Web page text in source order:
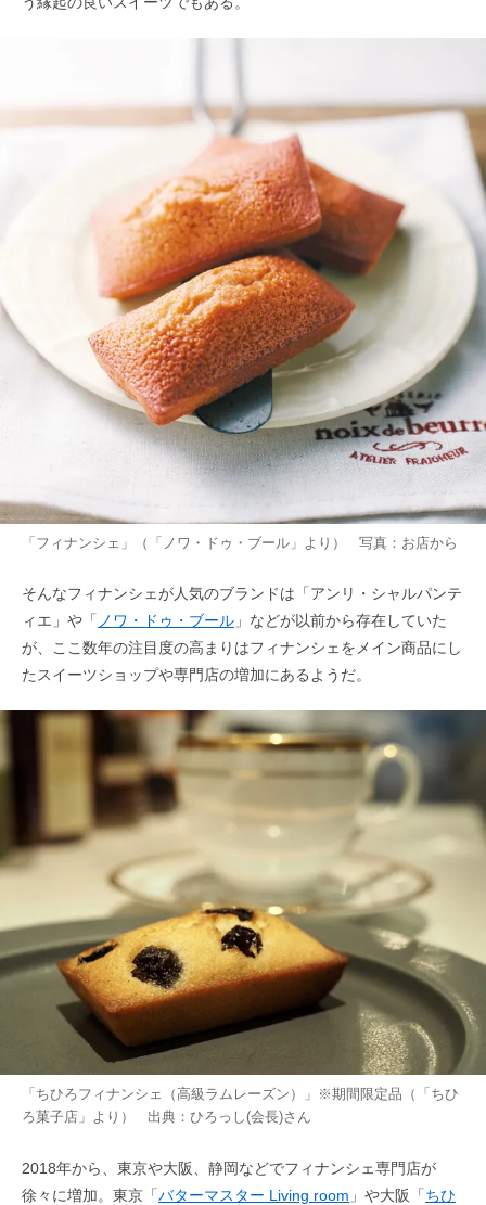
「フィナンシェ」（「ノワ・ドゥ・ブール」より） 写真：お店から
そんなフィナンシェが人気のブランドは「アンリ・シャルパンテ
ィエ」や「 ノワ・ドゥ・ブール 」などが以前から存在していた
が、ここ数年の注目度の高まりはフィナンシェをメイン商品にし
たスイーツショップや専門店の増加にあるようだ。
「ちひろフィナンシェ（高級ラムレーズン）」※期間限定品（「ちひ
ろ菓子店」より） 出典： ひろっし(会長)さん
2018年から、東京や大阪、静岡などでフィナンシェ専門店が
徐々に増加。東京「バターマスター Living room 」や大阪「ちひ